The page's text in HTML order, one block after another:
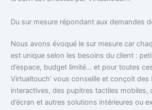
Du sur mesure répondant aux demandes
Nous avons évoqué le sur mesure car
est unique selon les besoins du client :
d’espace, budget limité… et pour toutes
Virtualtouch’ vous conseille et conçoit des
interactives, des pupitres tactiles mobiles,
d’écran et autres solutions intérieures ou